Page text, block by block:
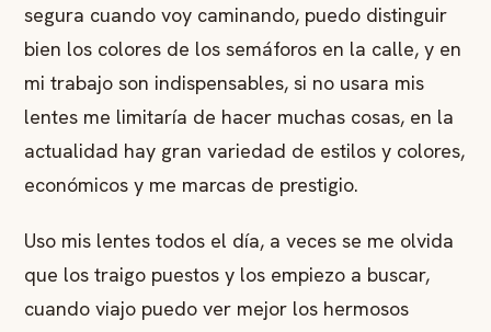
segura cuando voy caminando, puedo distinguir
bien los colores de los semáforos en la calle, y en
mi trabajo son indispensables, si no usara mis
lentes me limitaría de hacer muchas cosas, en la
actualidad hay gran variedad de estilos y colores,
económicos y me marcas de prestigio.
Uso mis lentes todos el día, a veces se me olvida
que los traigo puestos y los empiezo a buscar,
cuando viajo puedo ver mejor los hermosos